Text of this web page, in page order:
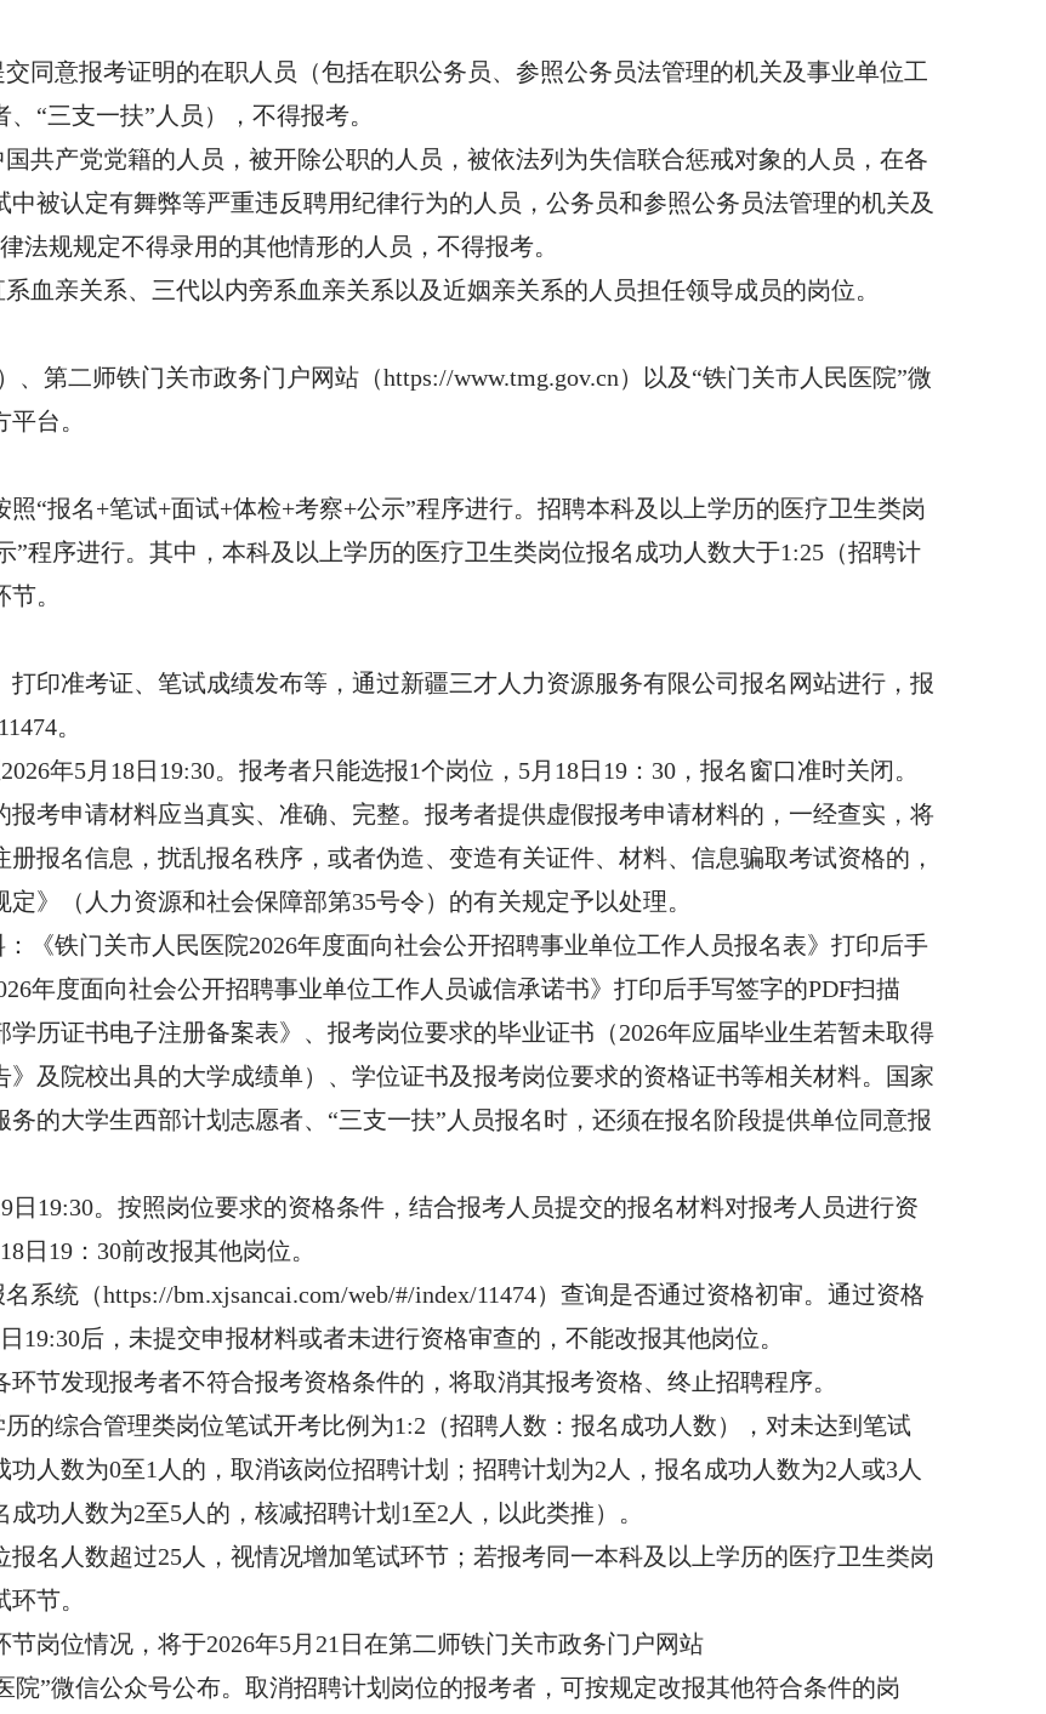
同意报考证明的在职人员（包括在职公务员、参照公务员法管理的机关及事业单位工
“三支一扶”人员），不得报考。
共产党党籍的人员，被开除公职的人员，被依法列为失信联合惩戒对象的人员，在各
被认定有舞弊等严重违反聘用纪律行为的人员，公务员和参照公务员法管理的机关及
法规规定不得录用的其他情形的人员，不得报考。
血亲关系、三代以内旁系血亲关系以及近姻亲关系的人员担任领导成员的岗位。
、第二师铁门关市政务门户网站（https://www.tmg.gov.cn）以及“铁门关市人民医院”微
台。
“报名+笔试+面试+体检+考察+公示”程序进行。招聘本科及以上学历的医疗卫生类岗
”程序进行。其中，本科及以上学历的医疗卫生类岗位报名成功人数大于1:25（招聘计
。
印准考证、笔试成绩发布等，通过新疆三才人力资源服务有限公司报名网站进行，报
。
年5月18日19:30。报考者只能选报1个岗位，5月18日19：30，报名窗口准时关闭。
考申请材料应当真实、准确、完整。报考者提供虚假报考申请材料的，一经查实，将
报名信息，扰乱报名秩序，或者伪造、变造有关证件、材料、信息骗取考试资格的，
》（人力资源和社会保障部第35号令）的有关规定予以处理。
《铁门关市人民医院2026年度面向社会公开招聘事业单位工作人员报名表》打印后手
年度面向社会公开招聘事业单位工作人员诚信承诺书》打印后手写签字的PDF扫描
历证书电子注册备案表》、报考岗位要求的毕业证书（2026年应届毕业生若暂未取得
及院校出具的大学成绩单）、学位证书及报考岗位要求的资格证书等相关材料。国家
的大学生西部计划志愿者、“三支一扶”人员报名时，还须在报名阶段提供单位同意报
日19:30。按照岗位要求的资格条件，结合报考人员提交的报名材料对报考人员进行资
日19：30前改报其他岗位。
系统（https://bm.xjsancai.com/web/#/index/11474）查询是否通过资格初审。通过资格
19:30后，未提交申报材料或者未进行资格审查的，不能改报其他岗位。
节发现报考者不符合报考资格条件的，将取消其报考资格、终止招聘程序。
的综合管理类岗位笔试开考比例为1:2（招聘人数：报名成功人数），对未达到笔试
人数为0至1人的，取消该岗位招聘计划；招聘计划为2人，报名成功人数为2人或3人
功人数为2至5人的，核减招聘计划1至2人，以此类推）。
名人数超过25人，视情况增加笔试环节；若报考同一本科及以上学历的医疗卫生类岗
节。
岗位情况，将于2026年5月21日在第二师铁门关市政务门户网站
院”微信公众号公布。取消招聘计划岗位的报考者，可按规定改报其他符合条件的岗